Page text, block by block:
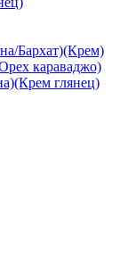
Бархат)(Крем)
караваджо)
глянец)